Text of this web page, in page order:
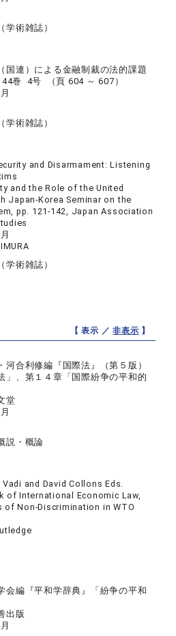
学術雑誌）
国連）による金融制裁の法的課題
巻 4号 （頁 604 ～ 607）
学術雑誌）
and Disarmament: Listening
and the Role of the United
Japan-Korea Seminar on the
pp. 121-142, Japan Association
学術雑誌）
【 表示 ／非表示 】
河合利修編『国際法』（第５版）
」、第１４章「国際紛争の平和的
堂
説・概論
and David Collons Eds.
of International Economic Law,
of Non-Discrimination in WTO
会編『平和学辞典』「紛争の平和
出版